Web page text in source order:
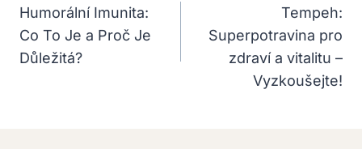
Pro
Příspěvek
Humorální Imunita:
Co To Je a Proč Je
Důležitá?
Tempeh:
Superpotravina pro
zdraví a vitalitu –
Vyzkoušejte!